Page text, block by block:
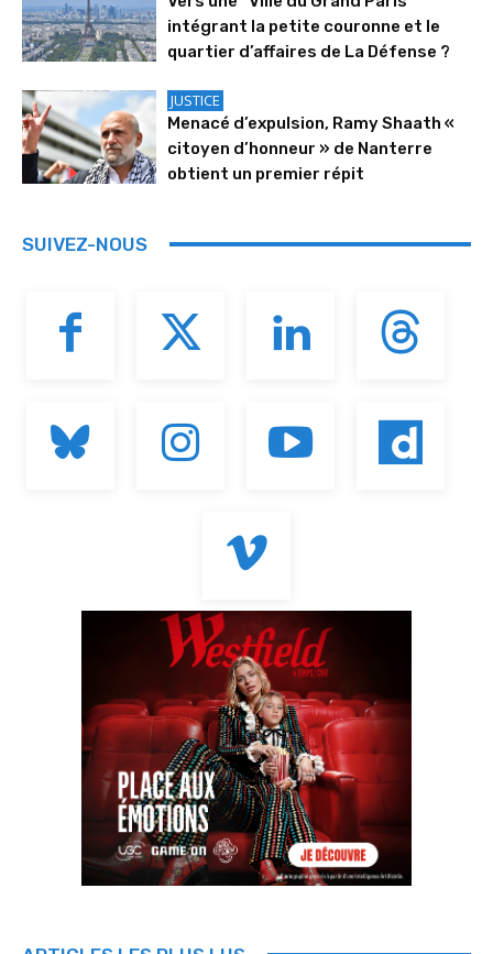
intégrant la petite couronne et le
quartier d’affaires de La Défense ?
JUSTICE
Menacé d’expulsion, Ramy Shaath «
citoyen d’honneur » de Nanterre
obtient un premier répit
SUIVEZ-NOUS